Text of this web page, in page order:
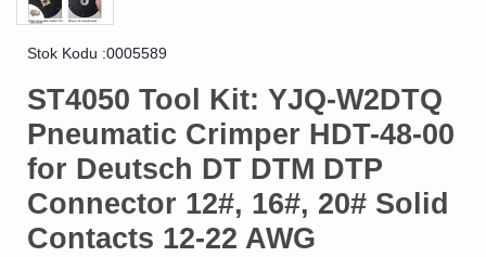
Stok Kodu :0005589
ST4050 Tool Kit: YJQ-W2DTQ
Pneumatic Crimper HDT-48-00
for Deutsch DT DTM DTP
Connector 12#, 16#, 20# Solid
Contacts 12-22 AWG